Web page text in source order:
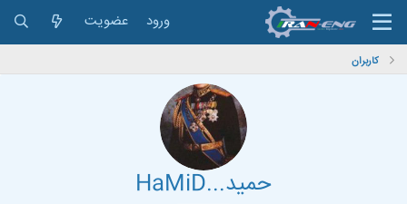
ورود عضویت
کاربران
حمید...HaMiD